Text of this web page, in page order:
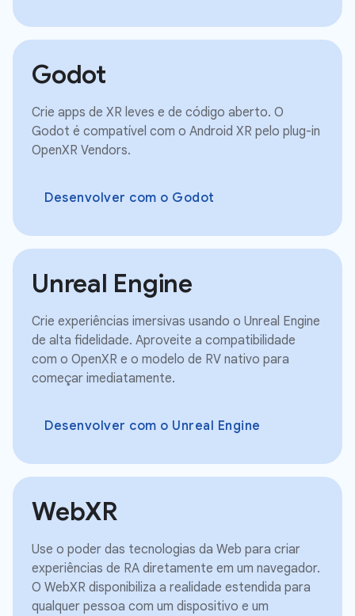
Godot
Crie apps de XR leves e de código aberto. O
Godot é compatível com o Android XR pelo plug-in
OpenXR Vendors.
Desenvolver com o Godot
Unreal Engine
Crie experiências imersivas usando o Unreal Engine
de alta fidelidade. Aproveite a compatibilidade
com o OpenXR e o modelo de RV nativo para
começar imediatamente.
Desenvolver com o Unreal Engine
WebXR
Use o poder das tecnologias da Web para criar
experiências de RA diretamente em um navegador.
O WebXR disponibiliza a realidade estendida para
qualquer pessoa com um dispositivo e um